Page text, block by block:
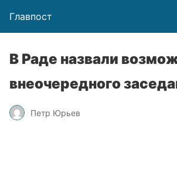
Главпост
В Раде назвали
внеочередного
Петр Юрьев